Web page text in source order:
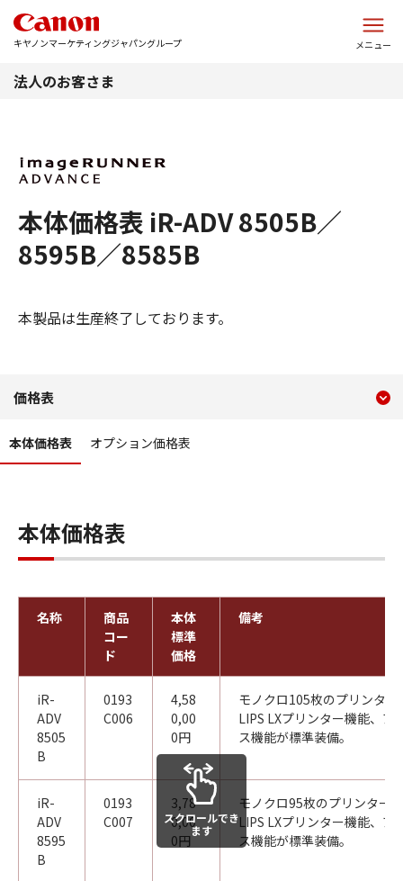
キヤノンマーケティングジャパングループ メニュー
法人のお客さま
本体価格表 iR-ADV 8505B／
8595B／8585B
本製品は生産終了しております。
本体価格表 iR-ADV 8505B
価格表
本体価格表 オプション価格表
本体価格表
名称
商品
コー
ド
本体
標準
価格
備考
iR-
ADV
8505
B
0193
C006
4,58
0,00
0円
モノクロ105枚のプリンタ
LIPS LXプリンター機能、ア
ス機能が標準装備。
iR-
ADV
8595
B
0193
C007
3,78
0,00
0円
モノクロ95枚のプリンター
LIPS LXプリンター機能、ア
ス機能が標準装備。
スクロールでき
ます